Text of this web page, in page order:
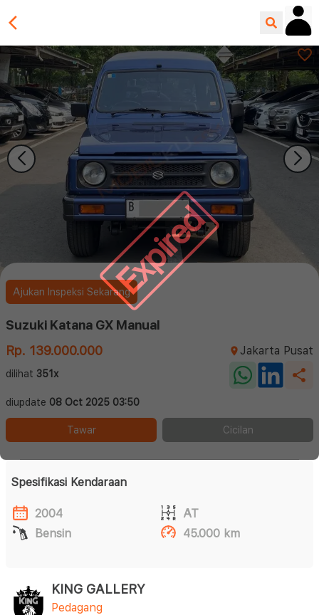
Expired
Ajukan Inspeksi Sekarang
Suzuki Katana GX Manual
Rp. 139.000.000
Jakarta Pusat
dilihat 351x
diupdate 08 Oct 2025 03:50
Tawar Cicilan
Spesifikasi Kendaraan
2004
AT
Bensin
45.000 km
KING GALLERY
Pedagang